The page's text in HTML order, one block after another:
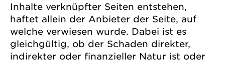
Inhalte verknüpfter Seiten entstehen,
haftet allein der Anbieter der Seite, auf
welche verwiesen wurde. Dabei ist es
gleichgültig, ob der Schaden direkter,
indirekter oder finanzieller Natur ist oder